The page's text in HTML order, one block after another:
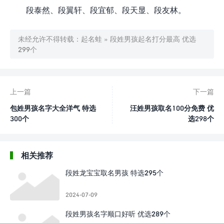
段泰然、段翼轩、段宜郁、段天显、段友林。
未经允许不得转载： 起名蛙 » 段姓男孩起名打分最高 优选
299个
上一篇
包姓男孩名字大全洋气 特选
300个
下一篇
汪姓男孩取名100分免费 优
选298个
相关推荐
段姓龙宝宝取名男孩 特选295个
2024-07-09
段姓男孩名字顺口好听 优选289个